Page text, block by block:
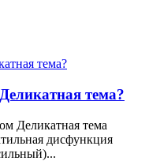
тема?
Деликатная тема
дисфункция